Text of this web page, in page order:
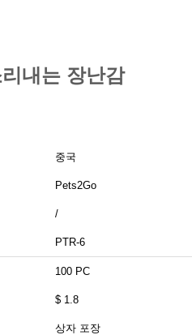
내는 장난감
중국
Pets2Go
/
PTR-6
100 PC
$ 1.8
상자 포장